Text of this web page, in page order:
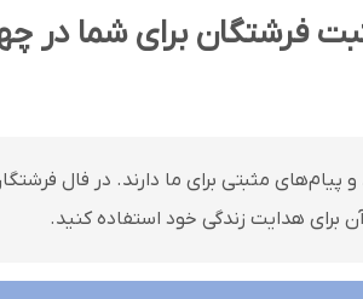
برای هدایت زندگی خود استفاده کنید.